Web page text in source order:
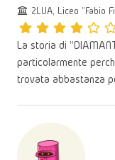
2LUA, Liceo "Fabio
La storia di
particolarmente
trovata abbastanza